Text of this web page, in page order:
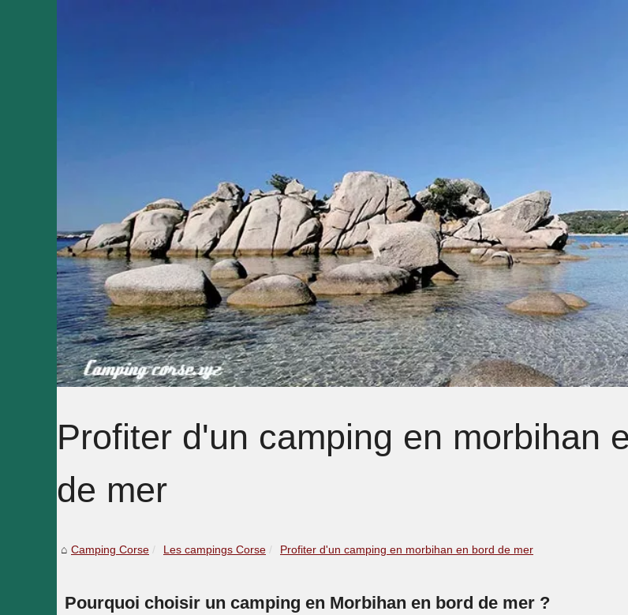
Profiter d'un camping en morbihan
de mer
Camping Corse Les campings Corse Profiter d'un camping en morbihan en bord de mer
Pourquoi choisir un camping en Morbihan en bord de mer ?